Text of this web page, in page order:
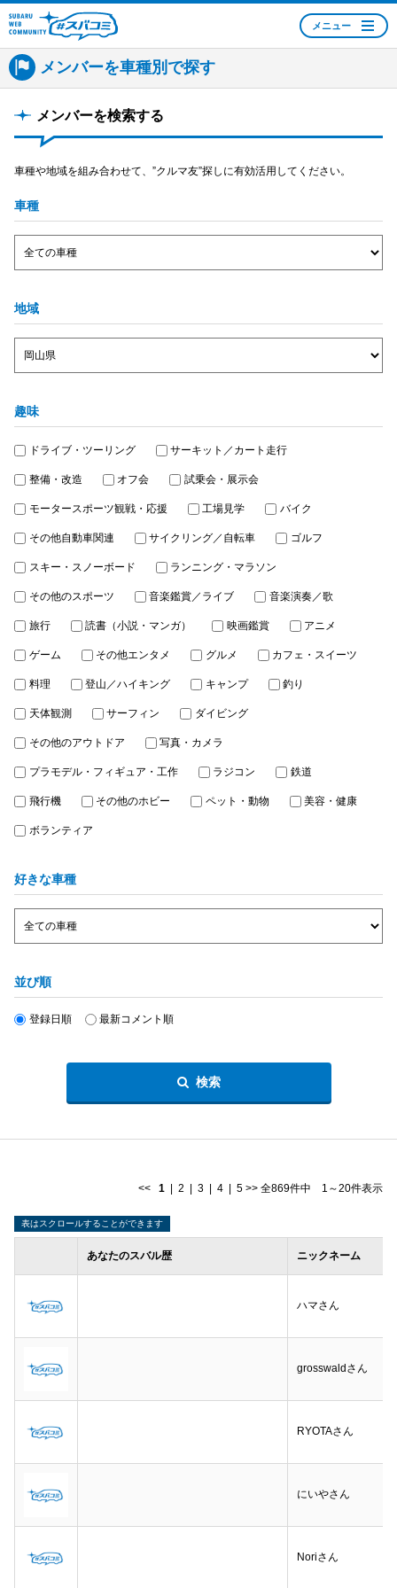
SUBARU WEB
COMMUNITY #スバコ
ミ
メニュー
メンバーを車種別で探す
メンバーを検索する
車種や地域を組み合わせて、”クルマ友”探しに有効活用してください。
車種
地域
趣味
ドライブ・ツーリング サーキット／カート走行
整備・改造 オフ会 試乗会・展示会
モータースポーツ観戦・応援 工場見学 バイク
その他自動車関連 サイクリング／自転車 ゴルフ
スキー・スノーボード ランニング・マラソン
その他のスポーツ 音楽鑑賞／ライブ 音楽演奏／歌
旅行 読書（小説・マンガ） 映画鑑賞 アニメ
ゲーム その他エンタメ グルメ カフェ・スイーツ
料理 登山／ハイキング キャンプ 釣り
天体観測 サーフィン ダイビング
その他のアウトドア 写真・カメラ
プラモデル・フィギュア・工作 ラジコン 鉄道
飛行機 その他のホビー ペット・動物 美容・健康
ボランティア
好きな車種
並び順
登録日順 最新コメント順
検索
<< 1 2 3 4 5 >> 全869件中 1～20件表示
あなたのスバル歴 ニックネーム
ハマさん
grosswaldさん
RYOTAさん
にいやさん
Noriさん